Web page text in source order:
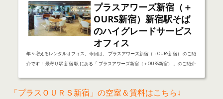
プラスアワーズ新宿（＋
OURS新宿）新宿駅そば
のハイグレードサービス
オフィス
年々増えるレンタルオフィス。今回は、 プラスアワーズ新宿（＋OURS新宿） のご紹
介です！ 最寄り駅 新宿 駅 にある「 プラスアワーズ新宿（＋OURS新宿） 」のご紹介
す。近くからだと、高すぎて、上まで写真に入りませんでした(笑) ◆「 プラスアワ
「プラスＯＵＲＳ新宿」の空室＆賃料はこちら↓